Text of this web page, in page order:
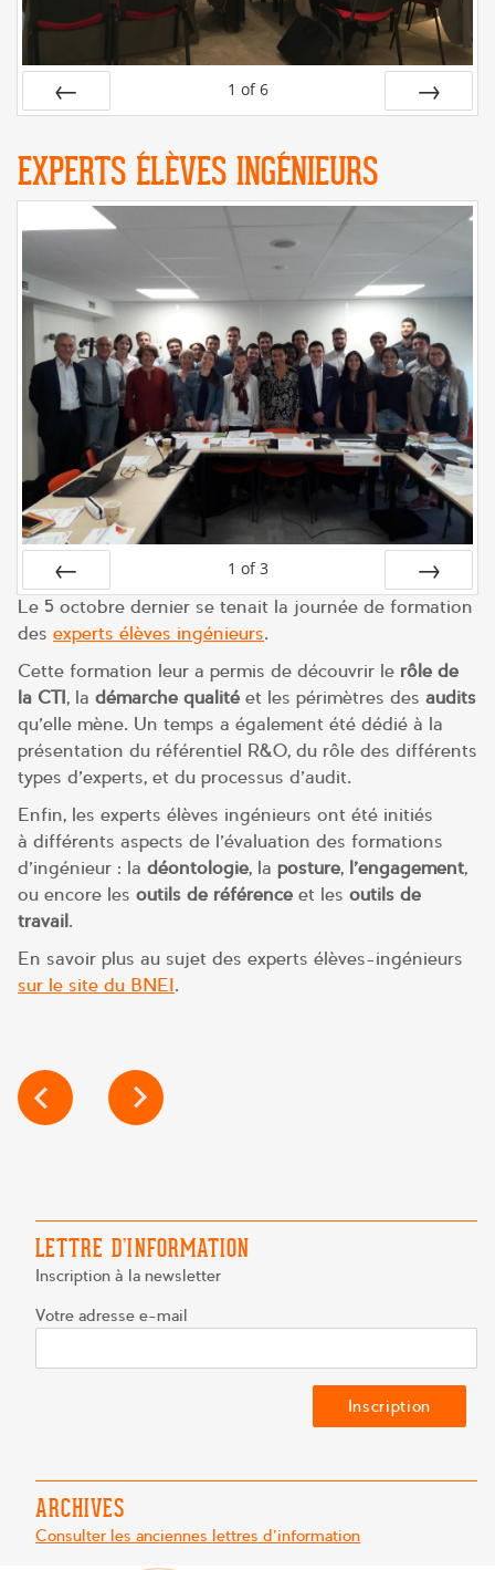
1 of 6
EXPERTS ÉLÈVES INGÉNIEURS
PREV
1 of 3
NEXT
Le 5 octobre dernier se tenait la journée de formation
des experts élèves ingénieurs.
Cette formation leur a permis de découvrir le rôle de
la CTI, la démarche qualité et les périmètres des audits
qu’elle mène. Un temps a également été dédié à la
présentation du référentiel R&O, du rôle des différents
types d’experts, et du processus d’audit.
Enfin, les experts élèves ingénieurs ont été initiés
à différents aspects de l’évaluation des formations
d’ingénieur : la déontologie, la posture, l’engagement,
ou encore les outils de référence et les outils de
travail.
En savoir plus au sujet des experts élèves-ingénieurs
sur le site du BNEI.
NAVIGATION
DE
LETTRE D’INFORMATION
Inscription à la newsletter
Votre adresse e-mail
ARCHIVES
Consulter les anciennes lettres d'information